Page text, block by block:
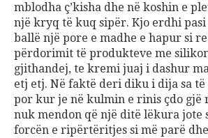
mblodha ç’kisha dhe në koshin e
një kryq të kuq sipër. Kjo erdhi
ballë një pore e madhe e hapur si
përdorimit të produkteve me
gjithandej, te kremi juaj i dashur
etj etj. Në faktë deri diku i dija sa të
por kur je në kulmin e rinis çdo
nuk mendon që një ditë lëkura jote
forcën e ripërtëritjes si më parë